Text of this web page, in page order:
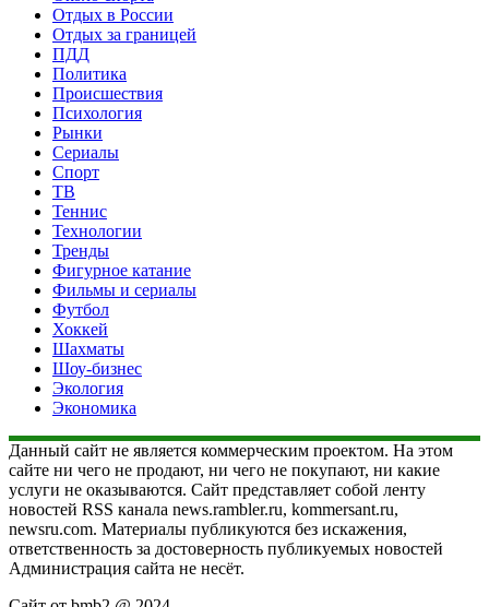
Отдых в России
Отдых за границей
ПДД
Политика
Происшествия
Психология
Рынки
Сериалы
Спорт
ТВ
Теннис
Технологии
Тренды
Фигурное катание
Фильмы и сериалы
Футбол
Хоккей
Шахматы
Шоу-бизнес
Экология
Экономика
Данный сайт не является коммерческим проектом. На этом
сайте ни чего не продают, ни чего не покупают, ни какие
услуги не оказываются. Сайт представляет собой ленту
новостей RSS канала news.rambler.ru, kommersant.ru,
newsru.com. Материалы публикуются без искажения,
ответственность за достоверность публикуемых новостей
Администрация сайта не несёт.